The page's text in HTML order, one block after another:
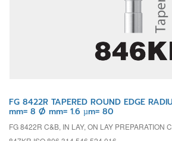
FG 8422R TAPERED ROUND EDGE
mm= 8 Ø mm= 1.6 µm= 80
FG 8422R C&B, IN LAY, ON LAY PREPARATION